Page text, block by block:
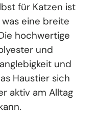
für Katzen ist
eine breite
hochwertige
und
und
Haustier sich
aktiv am Alltag